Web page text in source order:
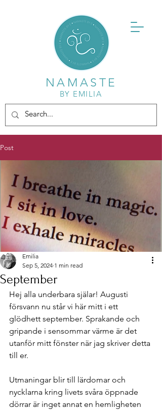
BY EMILIA
NAMASTE
Post
September
Emilia
Sep 5, 2024 1 min read
Hej alla underbara själar! Augusti
försvann nu står vi här mitt i ett
glödhett september. Sprakande och
gripande i sensommar värme är det
utanför mitt fönster när jag skriver detta
till er.
Utmaningar blir till lärdomar och
nycklarna kring livets svåra öppnade
dörrar är inget annat en hemligheten